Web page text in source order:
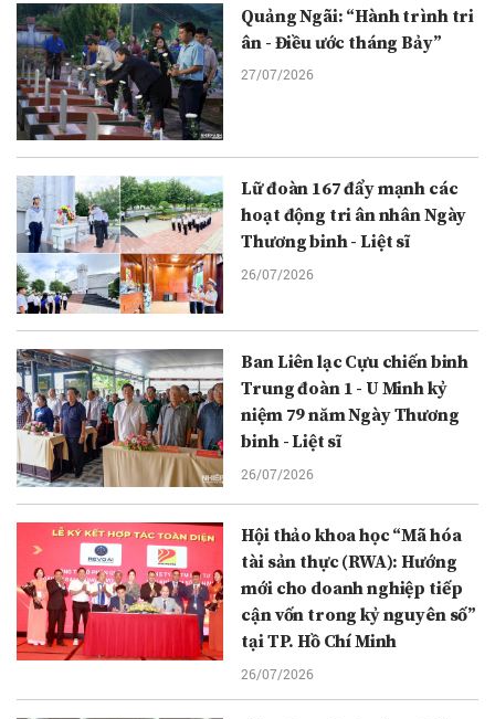
Quảng Ngãi: “Hành trình tri
ân - Điều ước tháng Bảy”
27/07/2026
Lữ đoàn 167 đẩy mạnh các
hoạt động tri ân nhân Ngày
Thương binh - Liệt sĩ
26/07/2026
Ban Liên lạc Cựu chiến binh
Trung đoàn 1 - U Minh kỷ
niệm 79 năm Ngày Thương
binh - Liệt sĩ
26/07/2026
Hội thảo khoa học “Mã hóa
tài sản thực (RWA): Hướng
mới cho doanh nghiệp tiếp
cận vốn trong kỷ nguyên số”
tại TP. Hồ Chí Minh
26/07/2026